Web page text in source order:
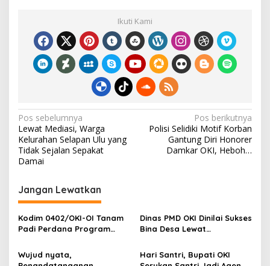
n
a
k
y
a
t
i
a
t
b
o
o
er l
ar
eIkuti Kami
N
a
v
i
g
a
s
i
p
Pos sebelumnya
Lewat Mediasi, Warga
Kelurahan Selapan Ulu yang
Tidak Sejalan Sepakat
Damai
Pos berikutnya
Polisi Selidiki Motif Korban
Gantung Diri Honorer
Damkar OKI, Heboh…
Jangan Lewatkan
Kodim 0402/OKI-OI Tanam
Padi Perdana Program
Benawa
Dinas PMD OKI Dinilai Sukses
Bina Desa Lewat
Terbuka
Wujud nyata,
Hari Santri, Bupati OKI